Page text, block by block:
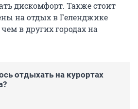
дискомфорт. Также стоит
на отдых в Геленджике
в других городах на
отдыхать на курортах